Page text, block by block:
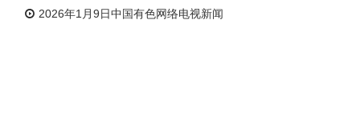
2026年1月9日中国有色网络电视新闻